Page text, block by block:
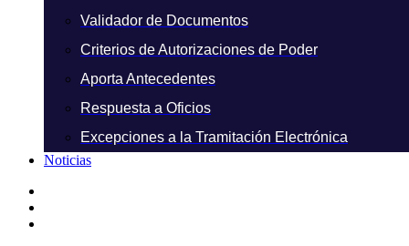
Validador de Documentos
Criterios de Autorizaciones de Poder
Aporta Antecedentes
Respuesta a Oficios
Excepciones a la Tramitación Electrónica
Noticias